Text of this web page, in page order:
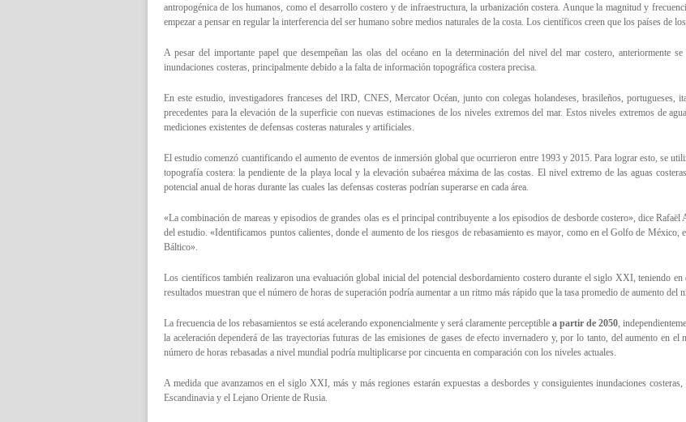
antropogénica de los humanos, como el desarrollo costero y de infraestructura, la urbanización costera. Aunque la magnitud y
empezar a pensar en regular la interferencia del ser humano sobre medios naturales de la costa. Los científicos creen que los países de
A pesar del importante papel que desempeñan las olas del océano en la determinación del nivel del mar costero, anteriormente
inundaciones costeras, principalmente debido a la falta de información topográfica costera precisa.
En este estudio, investigadores franceses del IRD, CNES, Mercator Océan, junto con colegas holandeses, brasileños,
precedentes para la elevación de la superficie con nuevas estimaciones de los niveles extremos del mar. Estos niveles extremos de
mediciones existentes de defensas costeras naturales y artificiales.
El estudio comenzó cuantificando el aumento de eventos de inmersión global que ocurrieron entre 1993 y 2015. Para lograr esto, se
topografía costera: la pendiente de la playa local y la elevación subaérea máxima de las costas. El nivel extremo de las aguas
potencial anual de horas durante las cuales las defensas costeras podrían superarse en cada área.
«La combinación de mareas y episodios de grandes olas es el principal contribuyente a los episodios de desborde costero», dice
del estudio. «Identificamos puntos calientes, donde el aumento de los riesgos de rebasamiento es mayor, como en el Golfo de
Báltico».
Los científicos también realizaron una evaluación global inicial del potencial desbordamiento costero durante el siglo XXI, teniendo
resultados muestran que el número de horas de superación podría aumentar a un ritmo más rápido que la tasa promedio de aumento del
La frecuencia de los rebasamientos se está acelerando exponencialmente y será claramente perceptible a partir de 2050,
la aceleración dependerá de las trayectorias futuras de las emisiones de gases de efecto invernadero y, por lo tanto, del aumento en
número de horas rebasadas a nivel mundial podría multiplicarse por cincuenta en comparación con los niveles actuales.
A medida que avanzamos en el siglo XXI, más y más regiones estarán expuestas a desbordes y consiguientes inundaciones
Escandinavia y el Lejano Oriente de Rusia.